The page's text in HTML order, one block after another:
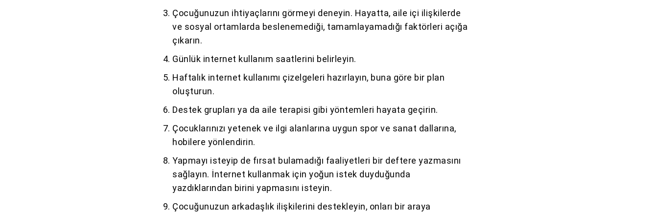
Çocuğunuzun ihtiyaçlarını görmeyi deneyin. Hayatta, aile içi ilişkilerde
ve sosyal ortamlarda beslenemediği, tamamlayamadığı faktörleri açığa
çıkarın.
Günlük internet kullanım saatlerini belirleyin.
Haftalık internet kullanımı çizelgeleri hazırlayın, buna göre bir plan
oluşturun.
Destek grupları ya da aile terapisi gibi yöntemleri hayata geçirin.
Çocuklarınızı yetenek ve ilgi alanlarına uygun spor ve sanat dallarına,
hobilere yönlendirin.
Yapmayı isteyip de fırsat bulamadığı faaliyetleri bir deftere yazmasını
sağlayın. İnternet kullanmak için yoğun istek duyduğunda
yazdıklarından birini yapmasını isteyin.
Çocuğunuzun arkadaşlık ilişkilerini destekleyin, onları bir araya